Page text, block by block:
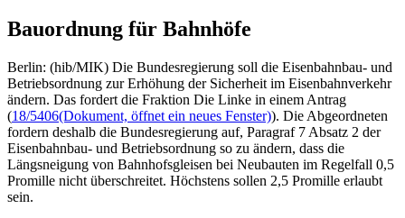
Bauordnung für Bahnhöfe
Berlin: (hib/MIK) Die Bundesregierung soll die Eisenbahnbau- und
Betriebsordnung zur Erhöhung der Sicherheit im Eisenbahnverkehr
ändern. Das fordert die Fraktion Die Linke in einem Antrag
(18/5406(Dokument, öffnet ein neues Fenster)). Die Abgeordneten
fordern deshalb die Bundesregierung auf, Paragraf 7 Absatz 2 der
Eisenbahnbau- und Betriebsordnung so zu ändern, dass die
Längsneigung von Bahnhofsgleisen bei Neubauten im Regelfall 0,5
Promille nicht überschreitet. Höchstens sollen 2,5 Promille erlaubt
sein.